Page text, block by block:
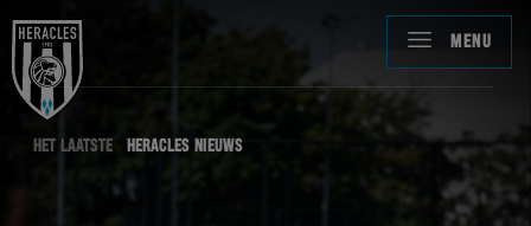
MENU
HET LAATSTE HERACLES NIEUWS